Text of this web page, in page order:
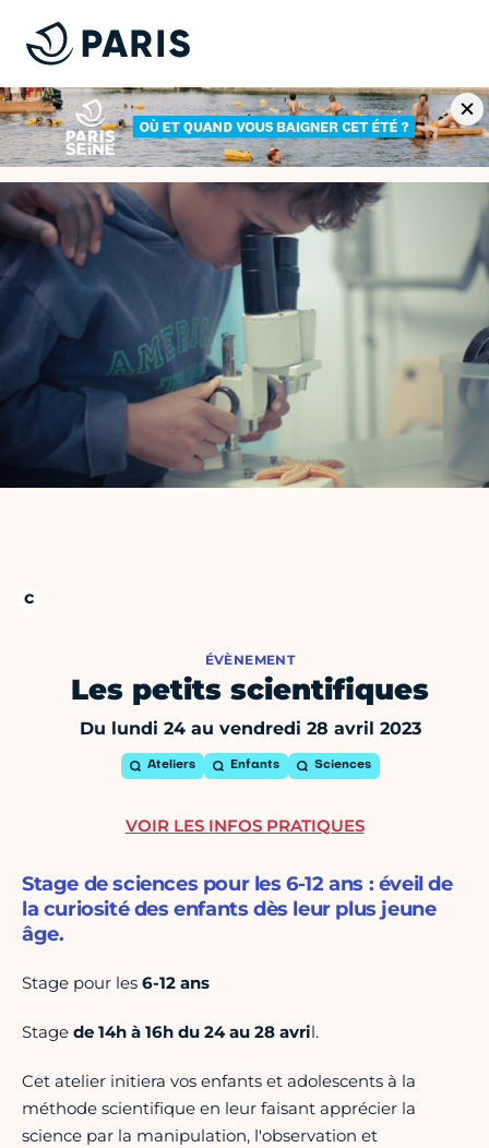
ÉVÈNEMENT
Les petits scientifiques
Du lundi 24 au vendredi 28 avril 2023
Ateliers Enfants Sciences
Stage de sciences pour les 6-12 ans : éveil de
la curiosité des enfants dès leur plus jeune
âge.
Stage pour les 6-12 ans
Stage de 14h à 16h du 24 au 28 avril.
Cet atelier initiera vos enfants et adolescents à la
méthode scientifique en leur faisant apprécier la
science par la manipulation, l'observation et
VOIR LES INFOS PRATIQUES